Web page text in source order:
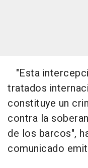
"Esta
tratados
constituye un
contra la
de los barcos",
comunicado